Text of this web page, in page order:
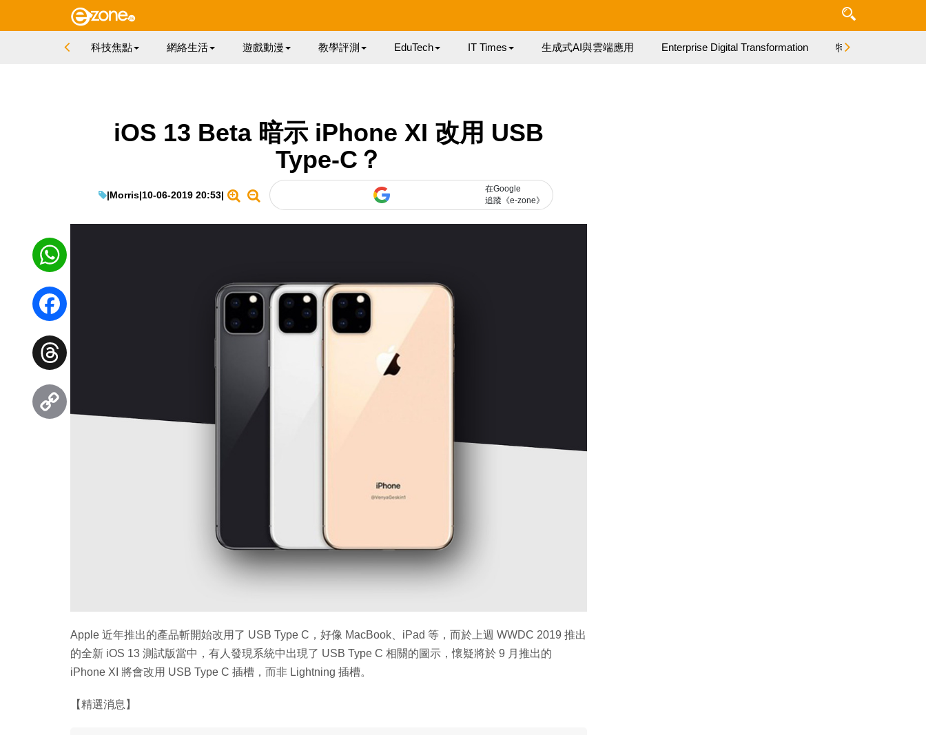
科技焦點 網絡生活 遊戲動漫 教學評測 EduTech IT Times 生成式AI與雲端應用 Enterprise Digital Transformation 特集
iOS 13 Beta 暗示 iPhone XI 改用 USB
Type-C？
|Morris|10-06-2019 20:53|
在Google
追蹤《e-zone》
Apple 近年推出的產品斬開始改用了 USB Type C，好像 MacBook、iPad 等，而於上週 WWDC 2019 推出
的全新 iOS 13 測試版當中，有人發現系統中出現了 USB Type C 相關的圖示，懷疑將於 9 月推出的
iPhone XI 將會改用 USB Type C 插槽，而非 Lightning 插槽。
【精選消息】
WhatsApp
Facebook
Threads